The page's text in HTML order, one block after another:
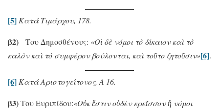
[5] Κατά Τιμάρχου, 178.
β2) Του Δημοσθένους: «Οἱ δὲ νόμοι τὸ δίκαιον καὶ τὸ
καλὸν καὶ τὸ συμφέρον βούλονται, καὶ τοῦτο ζητοῦσιν»[6].
[6] Κατά Αριστογείτονος, Α 16.
β3)Του Ευριπίδου:«Οὐκ ἔστιν οὐδὲν κρεῖσσον ἢ νόμοι